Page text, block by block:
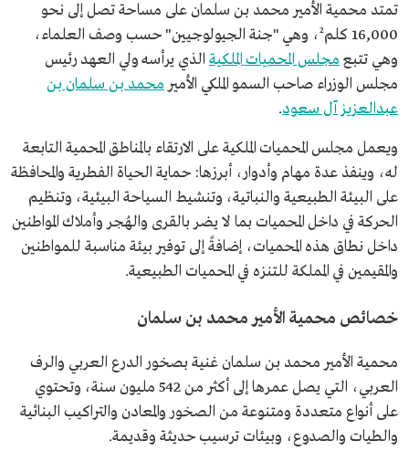
تمتد محمية الأمير محمد بن سلمان على مساحة تصل إلى نحو
16,000 كلم²، وهي "جنة الجيولوجيين" حسب وصف العلماء،
وهي تتبع مجلس المحميات الملكية الذي يرأسه ولي العهد رئيس
مجلس الوزراء صاحب السمو الملكي الأمير محمد بن سلمان بن
عبدالعزيز آل سعود.
ويعمل مجلس المحميات الملكية على الارتقاء بالمناطق المحمية التابعة
له، وينفذ عدة مهام وأدوار، أبرزها: حماية الحياة الفطرية والمحافظة
على البيئة الطبيعية والنباتية، وتنشيط السياحة البيئية، وتنظيم
الحركة في داخل المحميات بما لا يضر بالقرى والهُجر وأملاك المواطنين
داخل نطاق هذه المحميات، إضافةً إلى توفير بيئة مناسبة للمواطنين
والمقيمين في المملكة للتنزه في المحميات الطبيعية.
خصائص محمية الأمير محمد بن سلمان
محمية الأمير محمد بن سلمان غنية بصخور الدرع العربي والرف
العربي، التي يصل عمرها إلى أكثر من 542 مليون سنة، وتحتوي
على أنواع متعددة ومتنوعة من الصخور والمعادن والتراكيب البنائية
والطيات والصدوع، وبيئات ترسيب حديثة وقديمة.